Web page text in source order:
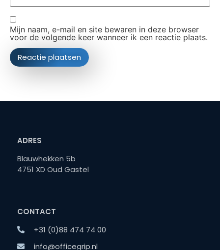
Mijn naam, e-mail en site bewaren in deze browser
voor de volgende keer wanneer ik een reactie plaats.
ADRES
Blauwhekken 5b
4751 XD Oud Gastel
CONTACT
+31 (0)88 474 74 00
info@officegrip.nl